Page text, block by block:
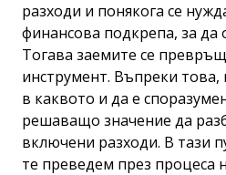
разходи и понякога се
финансова подкрепа, за да
Тогава заемите се
инструмент. Въпреки
в каквото и да е
решаващо значение да
включени разходи. В тази
те преведем през процеса